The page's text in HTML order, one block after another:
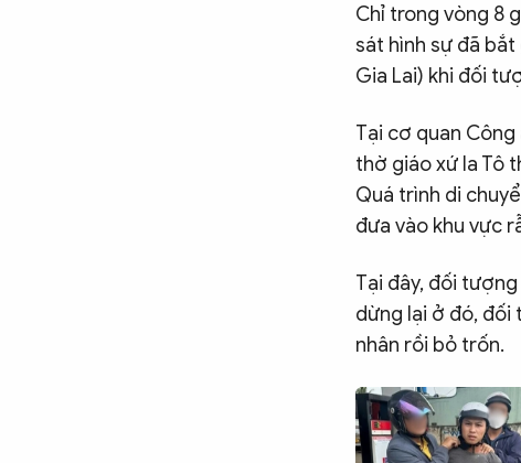
Chỉ trong vòng 8
sát hình sự đã bắt
Gia Lai) khi đối
Tại cơ quan Công
thờ giáo xứ Ia Tô
Quá trình di
đưa vào khu vực
Tại đây, đối
dừng lại ở đó, đối
nhân rồi bỏ trốn.